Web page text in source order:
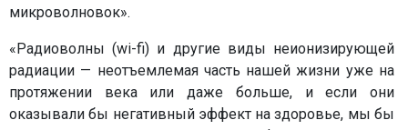
микроволновок».
«Радиоволны (wi-fi) и другие виды неионизирующей
радиации — неотъемлемая часть нашей жизни уже на
протяжении века или даже больше, и если они
оказывали бы негативный эффект на здоровье, мы бы